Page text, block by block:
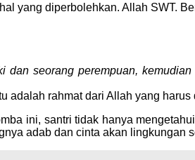
yang diperbolehkan. Allah SWT.
seorang perempuan,
adalah rahmat dari Allah yang
ini, santri tidak hanya
adab dan cinta akan lingkungan